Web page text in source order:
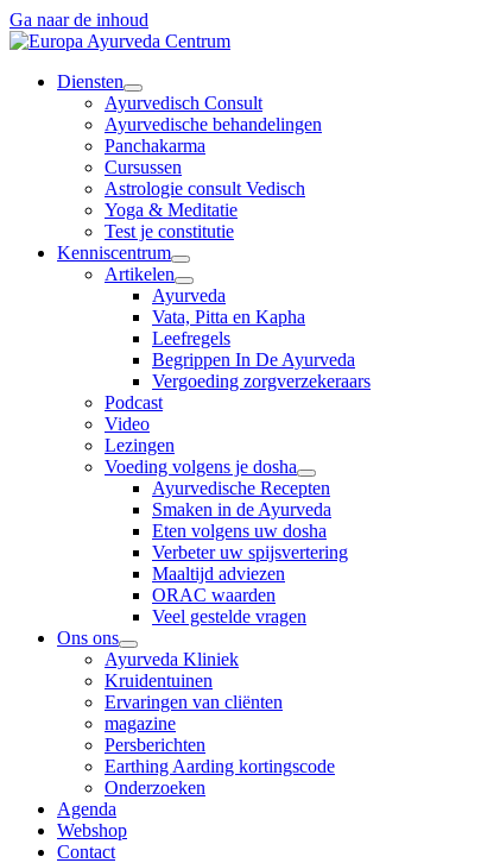
Ga naar de inhoud
Diensten
Ayurvedisch Consult
Ayurvedische behandelingen
Panchakarma
Cursussen
Astrologie consult Vedisch
Yoga & Meditatie
Test je constitutie
Kenniscentrum
Artikelen
Ayurveda
Vata, Pitta en Kapha
Leefregels
Begrippen In De Ayurveda
Vergoeding zorgverzekeraars
Podcast
Video
Lezingen
Voeding volgens je dosha
Ayurvedische Recepten
Smaken in de Ayurveda
Eten volgens uw dosha
Verbeter uw spijsvertering
Maaltijd adviezen
ORAC waarden
Veel gestelde vragen
Ons ons
Ayurveda Kliniek
Kruidentuinen
Ervaringen van cliënten
magazine
Persberichten
Earthing Aarding kortingscode
Onderzoeken
Agenda
Webshop
Contact